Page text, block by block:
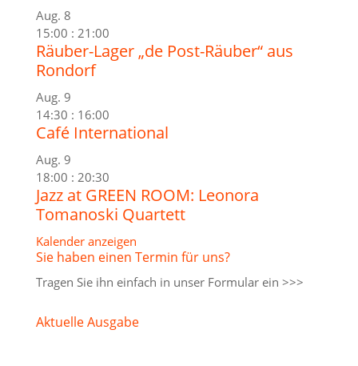
Aug. 8
15:00 : 21:00
Räuber-Lager „de Post-Räuber“ aus
Rondorf
Aug. 9
14:30 : 16:00
Café International
Aug. 9
18:00 : 20:30
Jazz at GREEN ROOM: Leonora
Tomanoski Quartett
Kalender anzeigen
Sie haben einen Termin für uns?
Tragen Sie ihn einfach in unser Formular ein >>>
Aktuelle Ausgabe